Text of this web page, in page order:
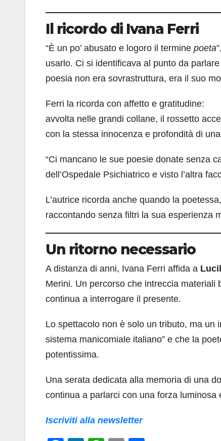
Il ricordo di Ivana Ferri
“È un po’ abusato e logoro il termine poeta
usarlo. Ci si identificava al punto da
poesia non era sovrastruttura, era il suo
Ferri la ricorda con affetto e gratitudine:
avvolta nelle grandi collane, il rossetto
con la stessa innocenza e profondità di
“Ci mancano le sue poesie donate senza
dell’Ospedale Psichiatrico e visto l’altra
L’autrice ricorda anche quando la
raccontando senza filtri la sua esperienza
Un ritorno necessario
A distanza di anni, Ivana Ferri affida a
Merini. Un percorso che intreccia
continua a interrogare il presente.
Lo spettacolo non è solo un tributo, ma un
sistema manicomiale italiano” e che la
potentissima.
Una serata dedicata alla memoria di una
continua a parlarci con una forza luminosa
Iscriviti alla newsletter